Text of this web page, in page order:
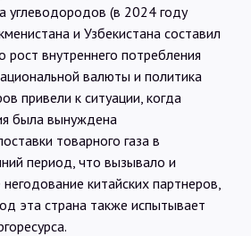
углеводородов (в 2024 году
и Узбекистана составил
рост внутреннего потребления
валюты и политика
привели к ситуации, когда
была вынуждена
товарного газа в
период, что вызывало и
китайских партнеров,
эта страна также испытывает